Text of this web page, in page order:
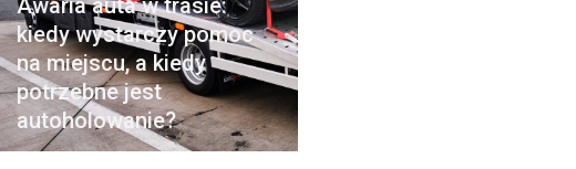
Awaria auta w trasie:
kiedy wystarczy pomoc
na miejscu, a kiedy
potrzebne jest
autoholowanie?